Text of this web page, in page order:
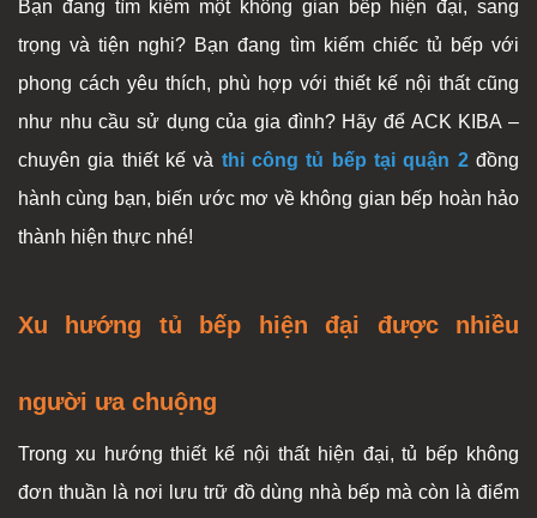
Bạn đang tìm kiếm một không gian bếp hiện đại, sang
trọng và tiện nghi? Bạn đang tìm kiếm chiếc tủ bếp với
phong cách yêu thích, phù hợp với thiết kế nội thất cũng
như nhu cầu sử dụng của gia đình? Hãy để ACK KIBA –
chuyên gia thiết kế và thi công tủ bếp tại quận 2đồng
hành cùng bạn, biến ước mơ về không gian bếp hoàn hảo
thành hiện thực nhé!
Xu hướng tủ bếp hiện đại được nhiều
người ưa chuộng
Trong xu hướng thiết kế nội thất hiện đại, tủ bếp không
đơn thuần là nơi lưu trữ đồ dùng nhà bếp mà còn là điểm